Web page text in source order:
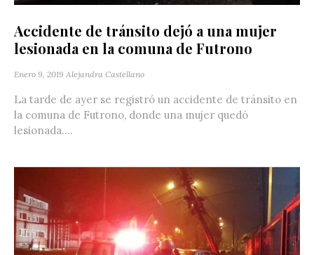
Accidente de tránsito dejó a una mujer
lesionada en la comuna de Futrono
Enero 9, 2019 Alejandra Castellano
La tarde de ayer se registró un accidente de tránsito en
la comuna de Futrono, donde una mujer quedó
lesionada....